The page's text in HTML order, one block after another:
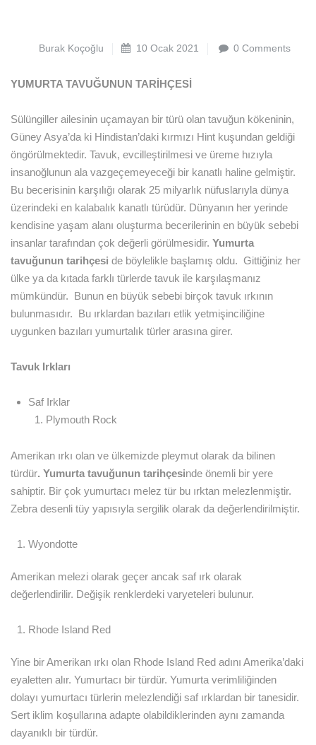
Burak Koçoğlu 10 Ocak 2021 0 Comments
YUMURTA TAVUĞUNUN TARİHÇESİ
Sülüngiller ailesinin uçamayan bir türü olan tavuğun kökeninin,
Güney Asya’da ki Hindistan’daki kırmızı Hint kuşundan geldiği
öngörülmektedir. Tavuk, evcilleştirilmesi ve üreme hızıyla
insanoğlunun ala vazgeçemeyeceği bir kanatlı haline gelmiştir.
Bu becerisinin karşılığı olarak 25 milyarlık nüfuslarıyla dünya
üzerindeki en kalabalık kanatlı türüdür. Dünyanın her yerinde
kendisine yaşam alanı oluşturma becerilerinin en büyük sebebi
insanlar tarafından çok değerli görülmesidir. Yumurta
tavuğunun tarihçesi de böylelikle başlamış oldu. Gittiğiniz her
ülke ya da kıtada farklı türlerde tavuk ile karşılaşmanız
mümkündür. Bunun en büyük sebebi birçok tavuk ırkının
bulunmasıdır. Bu ırklardan bazıları etlik yetmişinciliğine
uygunken bazıları yumurtalık türler arasına girer.
Tavuk Irkları
Saf Irklar
Plymouth Rock
Amerikan ırkı olan ve ülkemizde pleymut olarak da bilinen
türdür. Yumurta tavuğunun tarihçesinde önemli bir yere
sahiptir. Bir çok yumurtacı melez tür bu ırktan melezlenmiştir.
Zebra desenli tüy yapısıyla sergilik olarak da değerlendirilmiştir.
Wyondotte
Amerikan melezi olarak geçer ancak saf ırk olarak
değerlendirilir. Değişik renklerdeki varyeteleri bulunur.
Rhode Island Red
Yine bir Amerikan ırkı olan Rhode Island Red adını Amerika’daki
eyaletten alır. Yumurtacı bir türdür. Yumurta verimliliğinden
dolayı yumurtacı türlerin melezlendiği saf ırklardan bir tanesidir.
Sert iklim koşullarına adapte olabildiklerinden aynı zamanda
dayanıklı bir türdür.